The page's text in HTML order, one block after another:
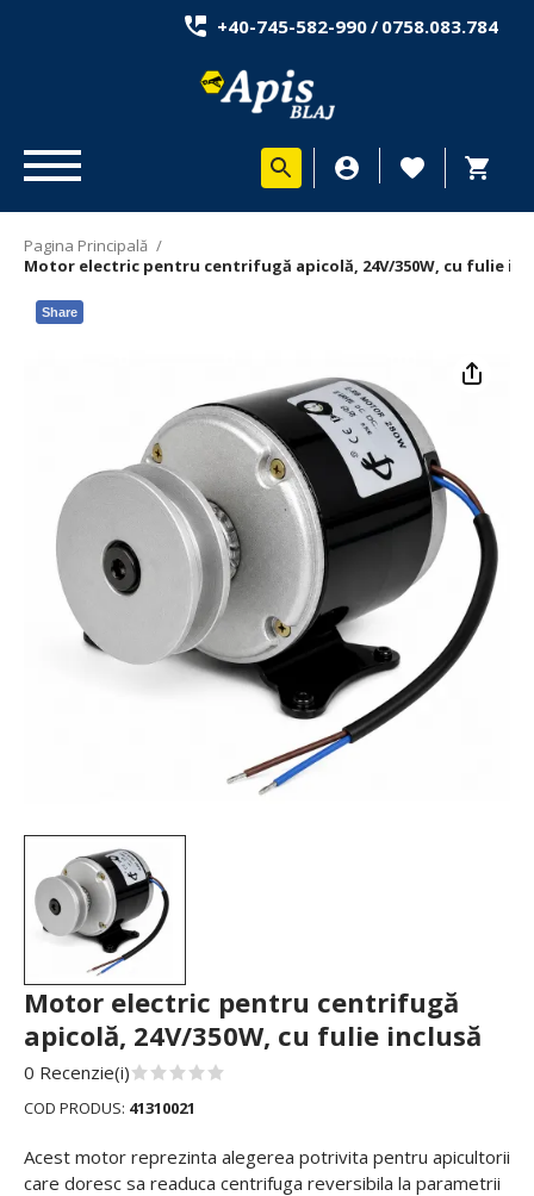
+40-745-582-990/ 0758.083.784
Pagina Principală /
Motor electric pentru centrifugă apicolă, 24V/350W, cu fulie
Share
Motor electric pentru centrifugă
apicolă, 24V/350W, cu fulie inclusă
0 Recenzie(i)
COD PRODUS: 41310021
Acest motor reprezinta alegerea potrivita pentru apicultorii
care doresc sa readuca centrifuga reversibila la parametrii